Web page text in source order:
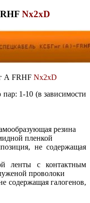
Nx2xD
А FRHF Nx2xD
1-10 (в зависимости
резина
пленкой
не содержащая
ленты с контактным
проволоки
содержащая галогенов,